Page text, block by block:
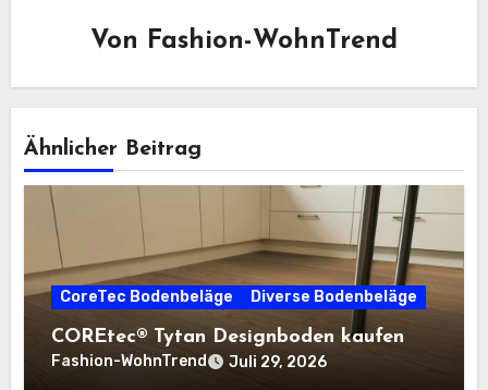
Von Fashion-WohnTrend
Ähnlicher Beitrag
CoreTec Bodenbeläge Diverse Bodenbeläge
COREtec® Tytan Designboden kaufen
Fashion-WohnTrend Juli 29, 2026